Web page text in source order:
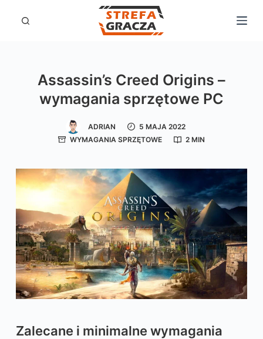
ś
c
Assassin’s Creed Origins –
wymagania sprzętowe PC
ADRIAN
5 MAJA 2022
WYMAGANIA SPRZĘTOWE
2 MIN
Zalecane i minimalne wymagania